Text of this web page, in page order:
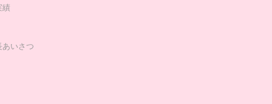
績
あいさつ